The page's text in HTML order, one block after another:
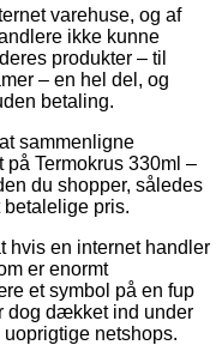
varehuse, og af
ikke kunne
produkter – til
– en hel del, og
betaling.
sammenligne
Termokrus 330ml –
du shopper, således
betalelige pris.
hvis en internet handler
er enormt
et symbol på en fup
dog dækket ind under
netshops.